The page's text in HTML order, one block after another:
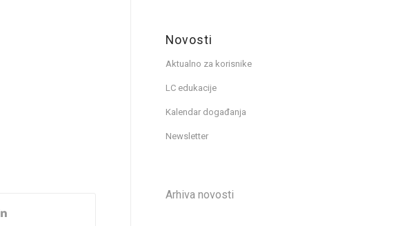
Novosti
Aktualno za korisnike
LC edukacije
Kalendar događanja
Newsletter
Arhiva novosti